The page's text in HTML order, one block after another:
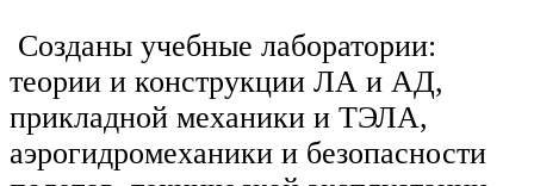
Созданы учебные лаборатории:
теории и конструкции ЛА и АД,
прикладной механики и ТЭЛА,
аэрогидромеханики и безопасности